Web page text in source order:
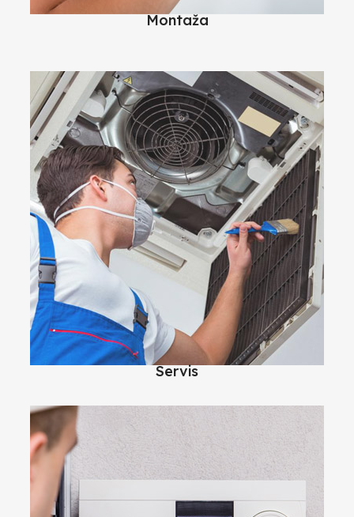
Montaža
Servis